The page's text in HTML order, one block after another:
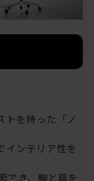
トを持った「ノ
インテリア性を
でき、腕と肩を